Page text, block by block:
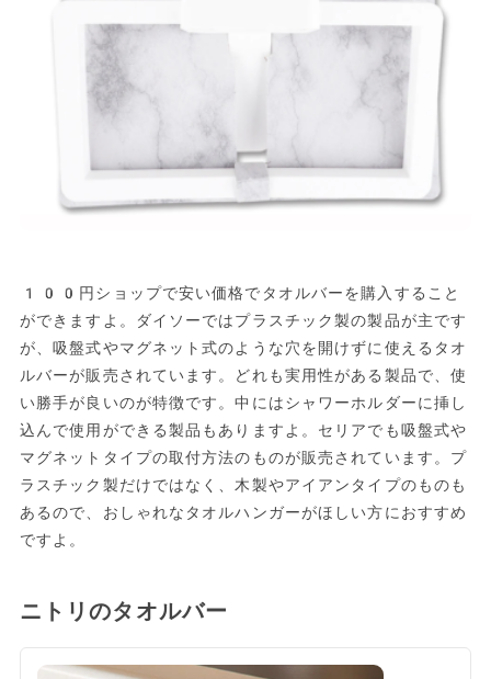
100円ショップで安い価格でタオルバーを購入すること
ができますよ。ダイソーではプラスチック製の製品が主です
が、吸盤式やマグネット式のような穴を開けずに使えるタオ
ルバーが販売されています。どれも実用性がある製品で、使
い勝手が良いのが特徴です。中にはシャワーホルダーに挿し
込んで使用ができる製品もありますよ。セリアでも吸盤式や
マグネットタイプの取付方法のものが販売されています。プ
ラスチック製だけではなく、木製やアイアンタイプのものも
あるので、おしゃれなタオルハンガーがほしい方におすすめ
ですよ。
ニトリのタオルバー